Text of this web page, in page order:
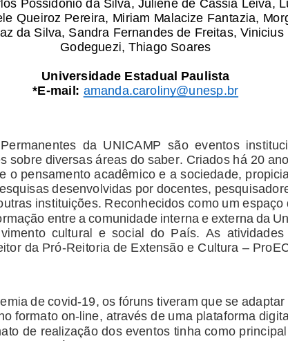
Queiroz Pereira, Miriam Malacize Fantazia,
da Silva, Sandra Fernandes de Freitas, Vinicius
Godeguezi, Thiago Soares
Universidade Estadual Paulista
*E-mail: amanda.caroliny@unesp.br
da UNICAMP são  eventos
sobre diversas áreas do saber. Criados há 20
o pensamento acadêmico e a sociedade,
desenvolvidas por docentes,
instituições. Reconhecidos como um espaço
entre a comunidade interna e externa da
cultural  e  social  do  País.  As  atividades
da Pró-Reitoria de Extensão e Cultura –
de covid-19, os fóruns tiveram que se
formato on-line, através de uma plataforma
de realização dos eventos tinha como prin